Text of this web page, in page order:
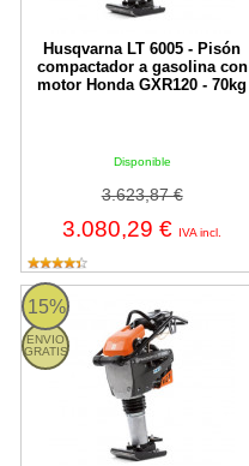
Husqvarna LT 6005 - Pisón
compactador a gasolina con
motor Honda GXR120 - 70kg
Disponible
3.623,87 €
3.080,29 € IVA incl.
15%
ENVIO
GRATIS
LT 5005 Husqvarna